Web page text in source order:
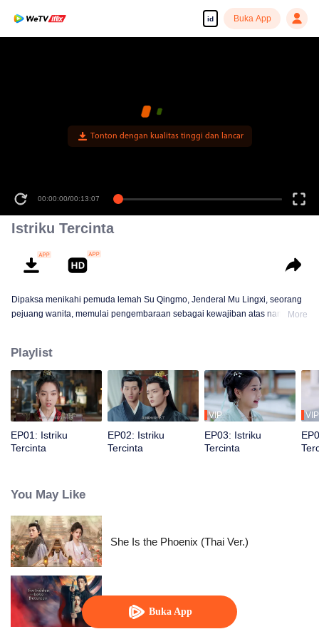
id Buka App
Buka App
00:00:00/00:13:07
Istriku Tercinta
Dipaksa menikahi pemuda lemah Su Qingmo, Jenderal Mu Lingxi, seorang
pejuang wanita, memulai pengembaraan sebagai kewajiban atas nama
rintangan dalam hubungan, serta bersatu untuk mewujudkan keadilan
bersama.
More
Playlist
EP01: Istriku
Tercinta
EP02: Istriku
Tercinta
VIP
EP03: Istriku
Tercinta
VIP
You May Like
She Is the Phoenix (Thai Ver.)